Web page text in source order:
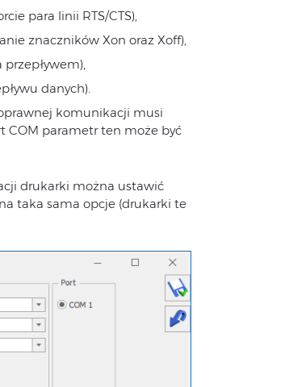
para linii RTS/CTS),
znaczników Xon oraz Xoff),
danych).
komunikacji musi
COM parametr ten może być
drukarki można ustawić
taka sama opcje (drukarki te